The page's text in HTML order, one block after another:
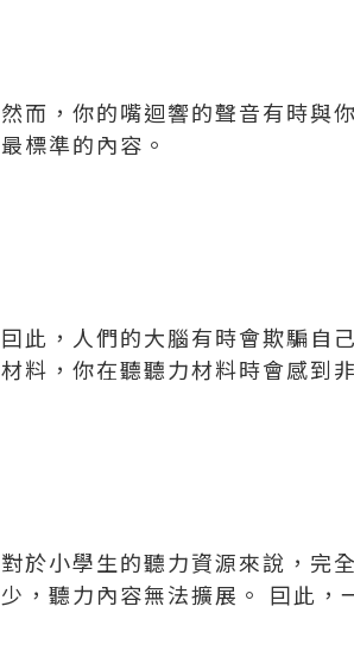
然而，你的嘴迴響的聲音有時與
最標準的內容。
囙此，人們的大腦有時會欺騙自
材料，你在聽聽力材料時會感到
對於小學生的聽力資源來說，完
少，聽力內容無法擴展。 囙此，